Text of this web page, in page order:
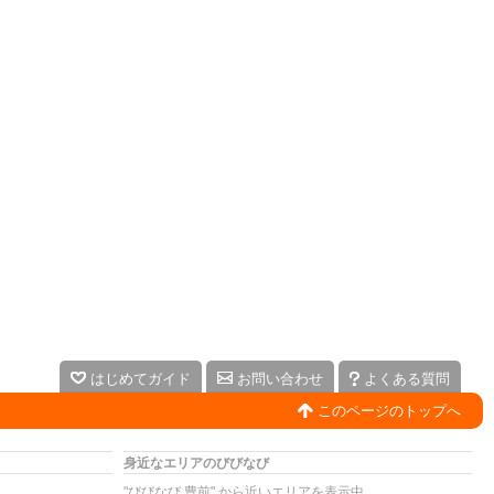
はじめてガイド お問い合わせ
よくある質問
このページのトップへ
身近なエリアのびびなび